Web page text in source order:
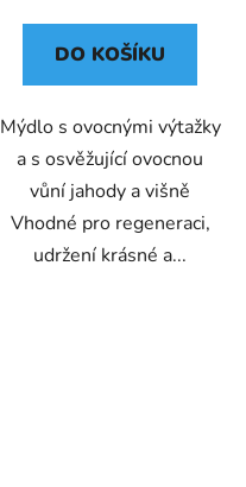
DO KOŠÍKU
Mýdlo s ovocnými výtažky
a s osvěžující ovocnou
vůní jahody a višně
Vhodné pro regeneraci,
udržení krásné a...